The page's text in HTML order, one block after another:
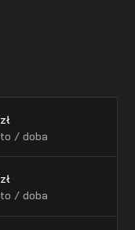
zł
/ doba
zł
/ doba